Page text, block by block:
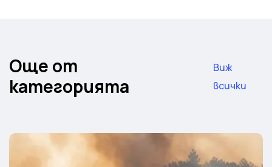
Още от
категорията
Виж
всички